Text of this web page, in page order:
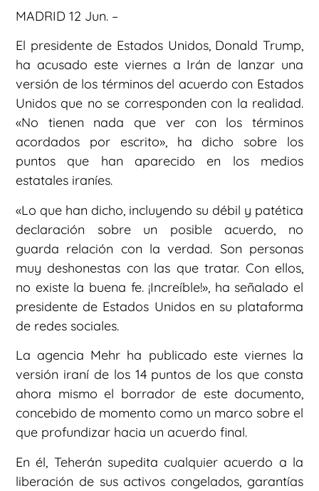
MADRID 12 Jun. –
El presidente de Estados Unidos, Donald Trump,
ha acusado este viernes a Irán de lanzar una
versión de los términos del acuerdo con Estados
Unidos que no se corresponden con la realidad.
«No tienen nada que ver con los términos
acordados por escrito», ha dicho sobre los
puntos que han aparecido en los medios
estatales iraníes.
«Lo que han dicho, incluyendo su débil y patética
declaración sobre un posible acuerdo, no
guarda relación con la verdad. Son personas
muy deshonestas con las que tratar. Con ellos,
no existe la buena fe. ¡Increíble!», ha señalado el
presidente de Estados Unidos en su plataforma
de redes sociales.
La agencia Mehr ha publicado este viernes la
versión iraní de los 14 puntos de los que consta
ahora mismo el borrador de este documento,
concebido de momento como un marco sobre el
que profundizar hacia un acuerdo final.
En él, Teherán supedita cualquier acuerdo a la
liberación de sus activos congelados, garantías